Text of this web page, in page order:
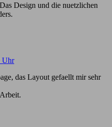
Design und die nuetzlichen
Uhr
das Layout gefaellt mir sehr